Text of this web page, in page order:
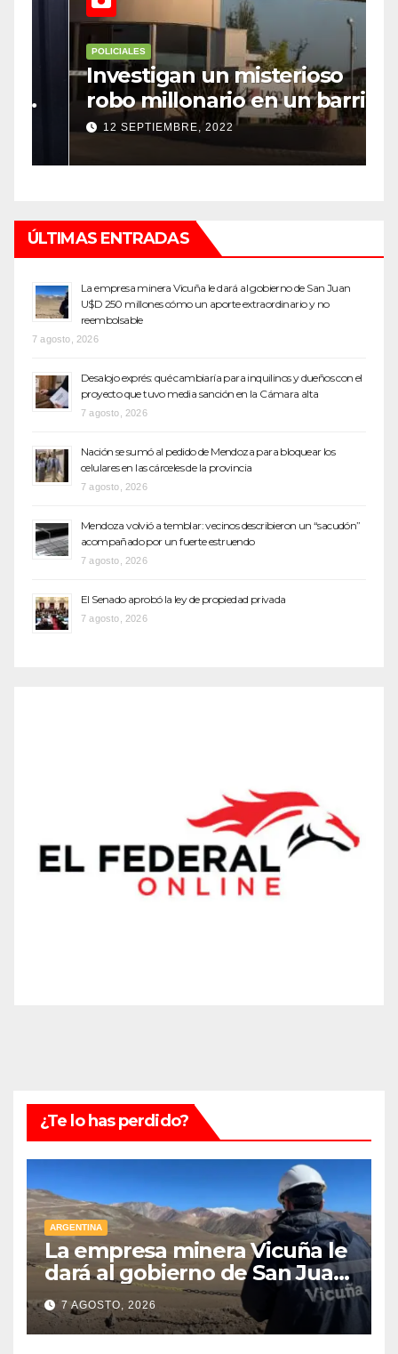
POLICIALES
Investigan un misterioso
robo millonario en un barrio
top de Maipú
12 SEPTIEMBRE, 2022
ÚLTIMAS ENTRADAS
La empresa minera Vicuña le dará al gobierno de San Juan
U$D 250 millones cómo un aporte extraordinario y no
reembolsable
7 agosto, 2026
Desalojo exprés: qué cambiaría para inquilinos y dueños con el
proyecto que tuvo media sanción en la Cámara alta
7 agosto, 2026
Nación se sumó al pedido de Mendoza para bloquear los
celulares en las cárceles de la provincia
7 agosto, 2026
Mendoza volvió a temblar: vecinos describieron un “sacudón”
acompañado por un fuerte estruendo
7 agosto, 2026
El Senado aprobó la ley de propiedad privada
7 agosto, 2026
¿Te lo has perdido?
ARGENTINA
La empresa minera Vicuña le
dará al gobierno de San Juan
U$D 250 millones cómo un
aporte extraordinario y no
reembolsable
7 AGOSTO, 2026